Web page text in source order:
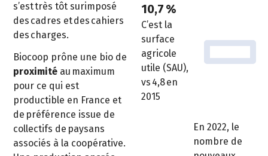
s’est très tôt surimposé
des cadres et des cahiers
des charges.
Biocoop prône une bio de
proximité au maximum
pour ce qui est
productible en France et
de préférence issue de
collectifs de paysans
associés à la coopérative.
10,7 %
C’est la
surface
agricole
utile (SAU),
vs 4,8 en
2015
En 2022, le
nombre de